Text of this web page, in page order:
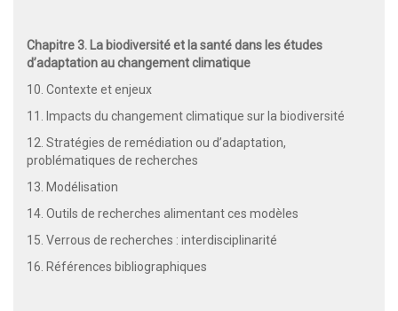
Chapitre 3. La biodiversité et la santé dans les études
d’adaptation au changement climatique
10. Contexte et enjeux
11. Impacts du changement climatique sur la biodiversité
12. Stratégies de remédiation ou d’adaptation,
problématiques de recherches
13. Modélisation
14. Outils de recherches alimentant ces modèles
15. Verrous de recherches : interdisciplinarité
16. Références bibliographiques